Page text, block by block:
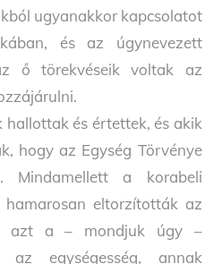
ugyanakkor kapcsolatot
és az úgynevezett
ő törekvéseik voltak az
és értettek, és akik
hogy az Egység Törvénye
Mindamellett a korabeli
hamarosan eltorzították az
azt a – mondjuk úgy –
az egységesség, annak